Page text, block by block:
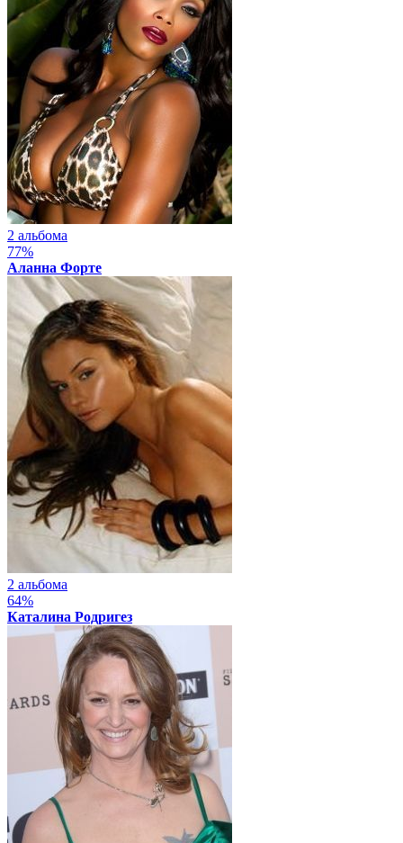
2 альбома
77%
Аланна Форте
2 альбома
64%
Каталина Родригез